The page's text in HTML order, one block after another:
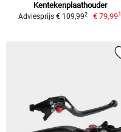
Kentekenplaathouder
Adviesprijs € 109,992 € 79,991